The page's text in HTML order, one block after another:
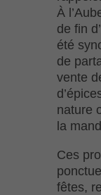
À
de fin
été
de
vente
nature
la
Ces
fêtes,